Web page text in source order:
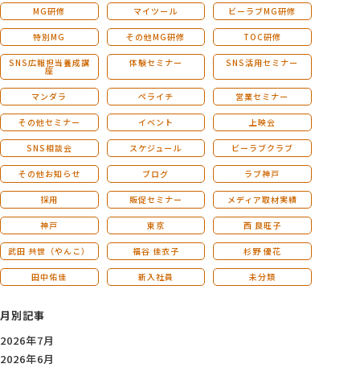
MG研修 マイツール ビーラブMG研修
特別MG その他MG研修 TOC研修
SNS広報担当養成講
座
体験セミナー SNS活用セミナー
マンダラ ペライチ 営業セミナー
その他セミナー イベント 上映会
SNS相談会 スケジュール ビーラブクラブ
その他お知らせ ブログ ラブ神戸
採用 販促セミナー メディア取材実績
神戸 東京 西 良旺子
武田 共世（やんこ） 福谷 佳衣子 杉野 優花
田中佑佳 新入社員 未分類
月別記事
2026年7月
2026年6月